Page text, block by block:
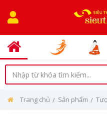
Trang chủ Sản phẩm